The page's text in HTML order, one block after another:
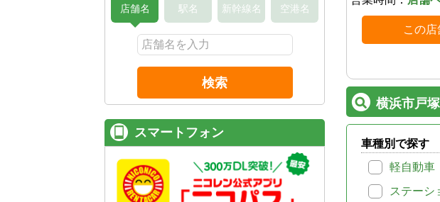
この
横浜市戸
車種別で探す
軽自動車
ステーシ
店舗名 駅名 新幹線名 空港名
検索
スマートフォン